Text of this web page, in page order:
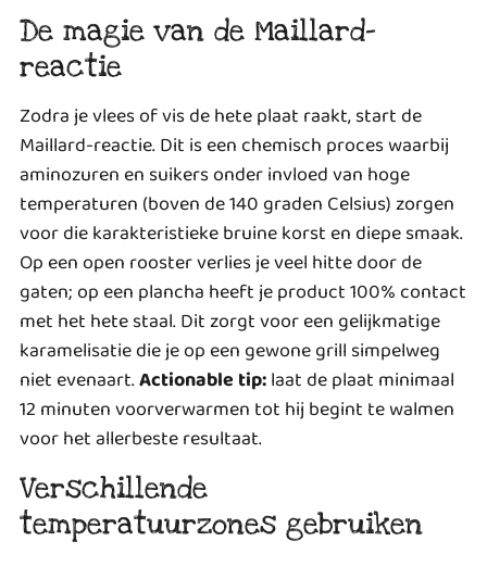
De magie van de Maillard-
reactie
Zodra je vlees of vis de hete plaat raakt, start de
Maillard-reactie. Dit is een chemisch proces waarbij
aminozuren en suikers onder invloed van hoge
temperaturen (boven de 140 graden Celsius) zorgen
voor die karakteristieke bruine korst en diepe smaak.
Op een open rooster verlies je veel hitte door de
gaten; op een plancha heeft je product 100% contact
met het hete staal. Dit zorgt voor een gelijkmatige
karamelisatie die je op een gewone grill simpelweg
niet evenaart.Actionable tip:laat de plaat minimaal
12 minuten voorverwarmen tot hij begint te walmen
voor het allerbeste resultaat.
Verschillende
temperatuurzones gebruiken